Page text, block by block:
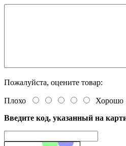
Пожалуйста, оцените товар:
Плохо
Хорошо
Введите код, указанный на